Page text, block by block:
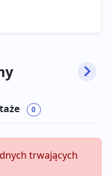
0
trwających